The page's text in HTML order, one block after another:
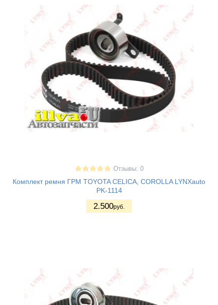
Отзывы: 0
Комплект ремня ГРМ TOYOTA CELICA, COROLLA LYNXauto
PK-1114
2.500руб.